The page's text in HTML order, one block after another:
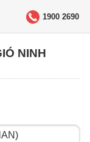
1900 2690
NINH